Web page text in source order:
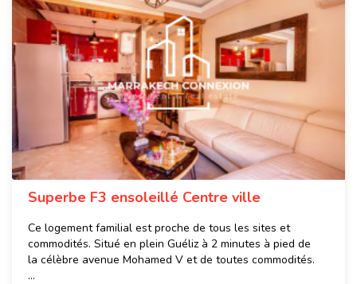
Superbe F3 ensoleillé Centre ville
Ce logement familial est proche de tous les sites et
commodités. Situé en plein Guéliz à 2 minutes à pied de
la célèbre avenue Mohamed V et de toutes commodités.
...